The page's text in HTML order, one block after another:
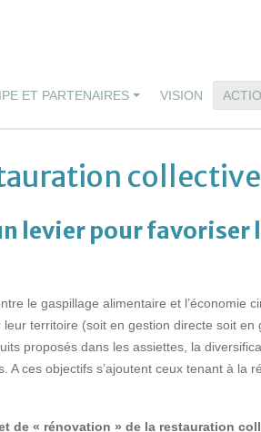
ET PARTENAIRES VISION
collective
levier pour favoriser
le gaspillage alimentaire et
territoire (soit en gestion directe soit
proposés dans les assiettes, la
A ces objectifs s’ajoutent ceux tenant à
de « rénovation » de la restauration